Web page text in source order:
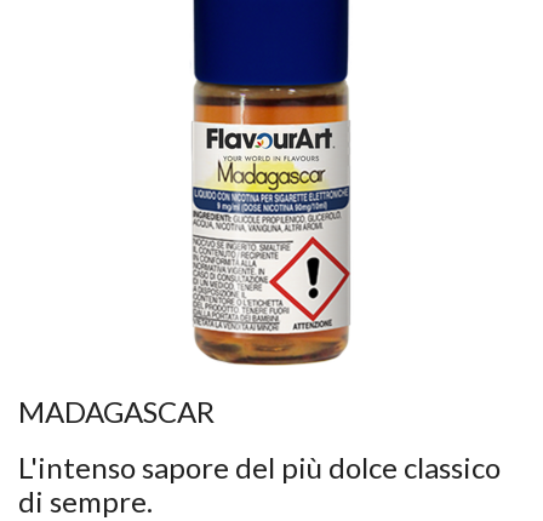
MADAGASCAR
​​L'intenso sapore del più dolce classico
di sempre.